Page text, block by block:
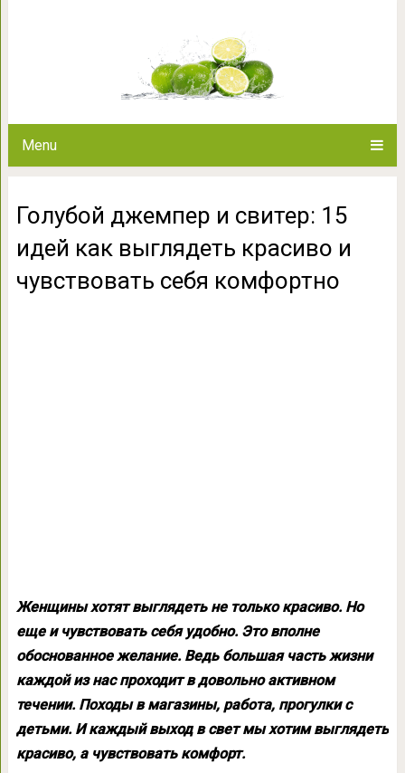
Menu
чувствовать
Голубой джемпер и свитер: 15
идей как выглядеть красиво и
чувствовать себя комфортно
Женщины хотят выглядеть не только красиво. Но
еще и чувствовать себя удобно. Это вполне
обоснованное желание. Ведь большая часть жизни
каждой из нас проходит в довольно активном
течении. Походы в магазины, работа, прогулки с
детьми. И каждый выход в свет мы хотим выглядеть
красиво, а чувствовать комфорт.